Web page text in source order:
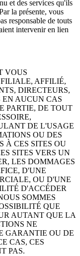
et des services qu'ils
la présente, vous
responsable de touts
intervenir en lien
VOUS
AFFILIÉ,
DIRECTEURS,
EN AUCUN CAS
PARTIE, DE TOUT
DE L'USAGE
OU DES
À CES SITES OU
SITES VERS UN
LES DOMMAGES
D'UNE
OU D'UNE
D'ACCÉDER
SOMMES
QUE
AUTANT QUE LA
NE
GARANTIE OU DE
CAS, CES
PAS.